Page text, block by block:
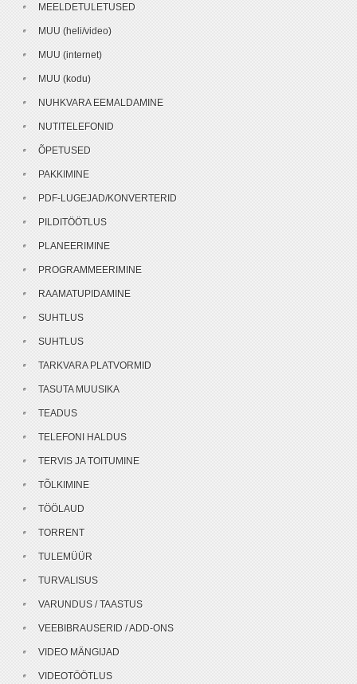
MEELDETULETUSED
MUU (heli/video)
MUU (internet)
MUU (kodu)
NUHKVARA EEMALDAMINE
NUTITELEFONID
ÕPETUSED
PAKKIMINE
PDF-LUGEJAD/KONVERTERID
PILDITÖÖTLUS
PLANEERIMINE
PROGRAMMEERIMINE
RAAMATUPIDAMINE
SUHTLUS
SUHTLUS
TARKVARA PLATVORMID
TASUTA MUUSIKA
TEADUS
TELEFONI HALDUS
TERVIS JA TOITUMINE
TÕLKIMINE
TÖÖLAUD
TORRENT
TULEMÜÜR
TURVALISUS
VARUNDUS / TAASTUS
VEEBIBRAUSERID / ADD-ONS
VIDEO MÄNGIJAD
VIDEOTÖÖTLUS